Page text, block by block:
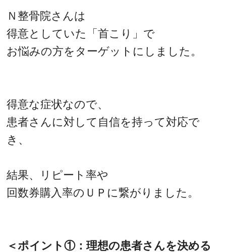
Ｎ整骨院さんは
得意としていた「首こり」で
お悩みの方をターゲットにしました。
得意な症状なので、
患者さんに対して自信を持って対応で
き、
結果、リピート率や
回数券購入率のＵＰに繋がりました。
＜ポイント①：理想の患者さんを決める